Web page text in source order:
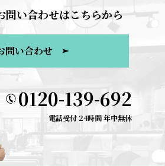
問い合わせはこちらから
問い合わせ
0120-139-692
電話受付 24時間 年中無休